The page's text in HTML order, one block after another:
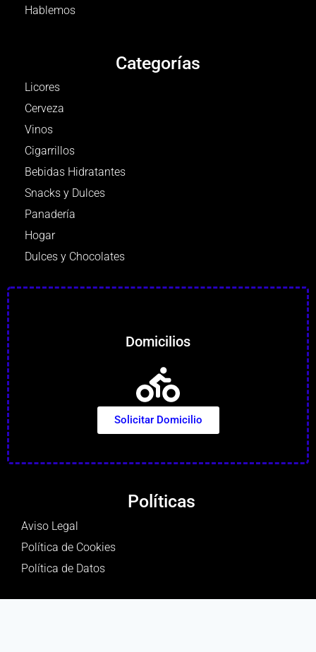
Hablemos
Categorías
Licores
Cerveza
Vinos
Cigarrillos
Bebidas Hidratantes
Snacks y Dulces
Panadería
Hogar
Dulces y Chocolates
Domicilios
Solicitar Domicilio
Políticas
Aviso Legal
Política de Cookies
Política de Datos